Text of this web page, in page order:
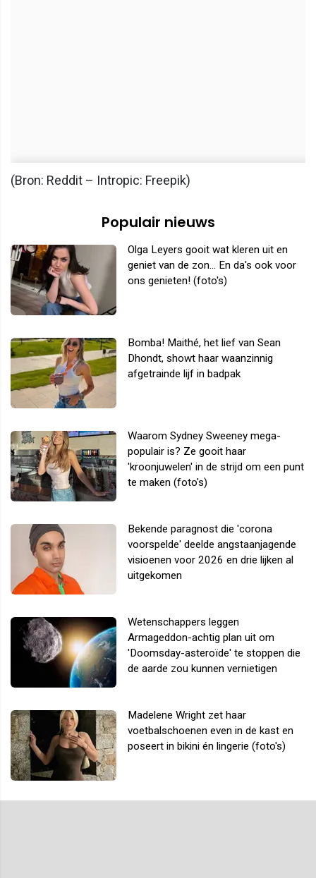
(Bron: Reddit – Intropic: Freepik)
Populair nieuws
Olga Leyers gooit wat kleren uit en
geniet van de zon... En da's ook voor
ons genieten! (foto's)
Bomba! Maithé, het lief van Sean
Dhondt, showt haar waanzinnig
afgetrainde lijf in badpak
Waarom Sydney Sweeney mega-
populair is? Ze gooit haar
'kroonjuwelen' in de strijd om een punt
te maken (foto's)
Bekende paragnost die 'corona
voorspelde' deelde angstaanjagende
visioenen voor 2026 en drie lijken al
uitgekomen
Wetenschappers leggen
Armageddon-achtig plan uit om
'Doomsday-asteroïde' te stoppen die
de aarde zou kunnen vernietigen
Madelene Wright zet haar
voetbalschoenen even in de kast en
poseert in bikini én lingerie (foto's)